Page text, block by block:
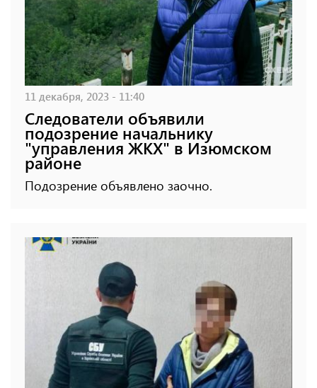
11 декабря, 2023 - 11:40
Следователи объявили
подозрение начальнику
"управления ЖКХ" в Изюмском
районе
Подозрение объявлено заочно.